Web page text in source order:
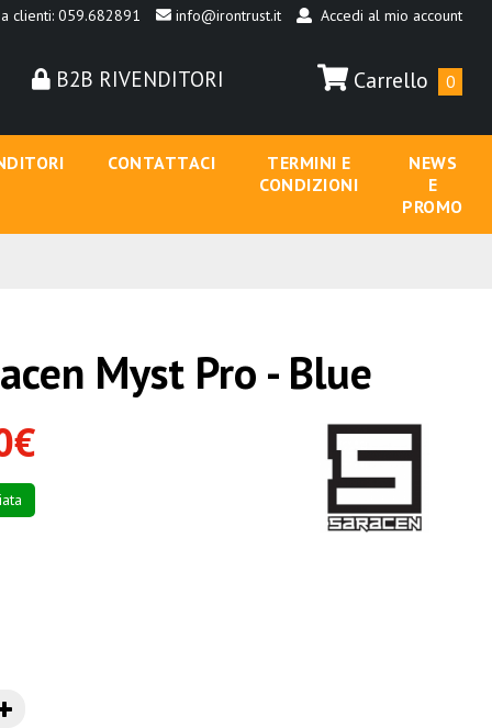
clienti: 059.682891 info@irontrust.it Accedi al mio account
B2B RIVENDITORI Carrello 0
CONTATTACI
TERMINI E
CONDIZIONI
NEWS
E
PROMO
Myst Pro - Blue